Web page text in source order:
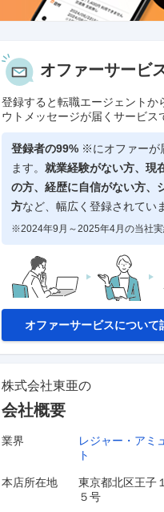
ホンダモビリティランド株
3.9
平均年収(当社調べ) --万円
業界との
オファーサービ
登録すると転職エージェントか
ウトメッセージが届くサービス
登録者の99% ※にオファーが
ます。 就業経験がない方、現
の方、 経歴に自信がない方、
方など、幅広く登録されてい
※2024年9月～2025年4月の当社
オファーサービスについて
株式会社東亜の
会社概要
業界
レジャー・アミ
ト
本店所在地
東京都北区王子
５号